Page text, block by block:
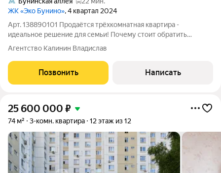
ЖК «Эко Бунино», 4 квартал 2024
Арт. 138890101 Продаётся трёхкомнатная квартира -
идеальное решение для семьи! Почему стоит обратить
внимание на эту квартиру: -Готова к проживанию. Вам не
придётся тратить время и деньги на ремонт - можно заезжать
сразу после сделки. -Полностью
Агентство Калинин Владислав
Позвонить Написать
25 600 000 ₽
74 м² 3-комн. квартира 12 этаж из 12